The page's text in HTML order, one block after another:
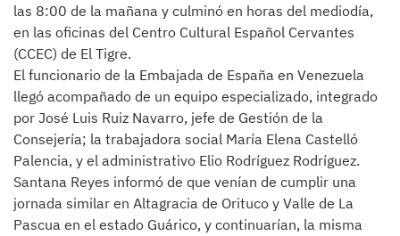
las 8:00 de la mañana y culminó en horas del mediodía,
en las oficinas del Centro Cultural Español Cervantes
(CCEC) de El Tigre.
El funcionario de la Embajada de España en Venezuela
llegó acompañado de un equipo especializado, integrado
por José Luis Ruiz Navarro, jefe de Gestión de la
Consejería; la trabajadora social María Elena Castelló
Palencia, y el administrativo Elio Rodríguez Rodríguez.
Santana Reyes informó de que venían de cumplir una
jornada similar en Altagracia de Orituco y Valle de La
Pascua en el estado Guárico, y continuarían, la misma